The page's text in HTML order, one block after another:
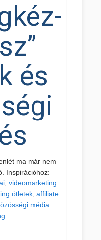
és
ma már nem
Inspirációhoz:
, videomarketing
ötletek, affiliate
média
.